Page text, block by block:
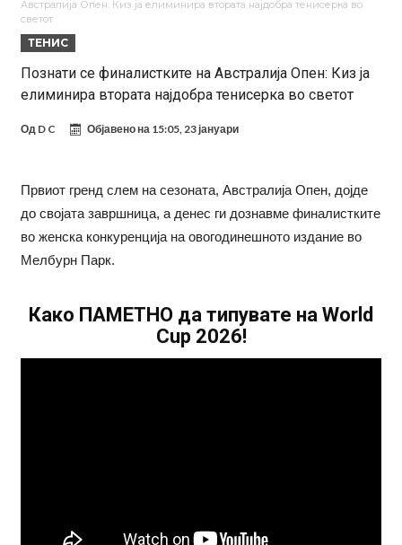
Само во Турција: Салах доби милиони, а потоа градоначалникот
го остави без зборови
Зборови кои сите ги чекаа, Симеоне го спореди Алварез со
Гризман
Реал Мадрид ја прекинува потрагата по нов играч за врска
срцепарателните зборови на Флик
Кам-бек на терен за Мудрик по над 600 дена, но веднаш
заМИнува на позајмица!?
Австралија Опен: Киз ја елиминира втората најдобра тенисерка во
светот
ТЕНИС
Познати се финалистките на Австралија Опен: Киз ја
елиминира втората најдобра тенисерка во светот
Од D C Објавено на 15:05, 23 јануари
Првиот гренд слем на сезоната, Австралија Опен, дојде
до својата завршница, а денес ги дознавме финалистките
во женска конкуренција на овогодинешното издание во
Мелбурн Парк.
Како ПАМЕТНО да типувате на World
Cup 2026!